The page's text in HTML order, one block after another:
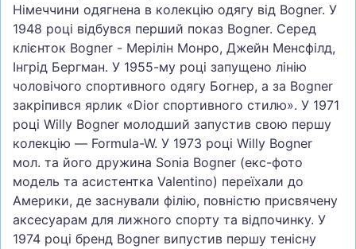
Німеччини одягнена в колекцію одягу від Bogner. У
1948 році відбувся перший показ Bogner. Серед
клієнток Bogner - Мерілін Монро, Джейн Менсфілд,
Інгрід Бергман. У 1955-му році запущено лінію
чоловічого спортивного одягу Богнер, а за Bogner
закріпився ярлик «Dior спортивного стилю». У 1971
році Willy Bogner молодший запустив свою першу
колекцію — Formula-W. У 1973 році Willy Bogner
мол. та його дружина Sonia Bogner (екс-фото
модель та асистентка Valentino) переїхали до
Америки, де заснували філію, повністю присвячену
аксесуарам для лижного спорту та відпочинку. У
1974 році бренд Bogner випустив першу тенісну